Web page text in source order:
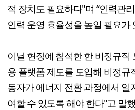
적 장치도 필요하다"며 “인력관
인력 운영 효율성을 높일 필요가
이날 현장에 참석한 한 비정규직
용 플랫폼 제도를 도입해 비정규
동자가 에너지 전환 과정에서 일
여할 수 있도록 해야 한다"고 말